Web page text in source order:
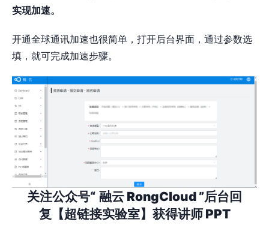
实现加速。
开通全球通讯加速也很简单，打开后台界面，通过参数选
填，就可完成加速步骤。
关注公众号“ 融云 RongCloud ”后台回
复【超链接实验室】获得讲师 PPT